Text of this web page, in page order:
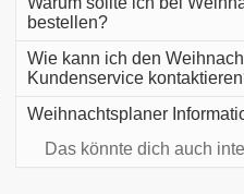
bestellen?
Wie kann ich den
Kundenservice
Weihnachtsplaner
Das könnte dich auch